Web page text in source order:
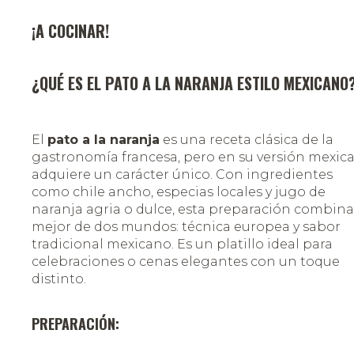
¡A COCINAR!
¿QUÉ ES EL PATO A LA NARANJA ESTILO
El pato a la naranja es una receta clásica de la
gastronomía francesa, pero en su versión
adquiere un carácter único. Con ingredientes
como chile ancho, especias locales y jugo de
naranja agria o dulce, esta preparación
mejor de dos mundos: técnica europea y sabor
tradicional mexicano. Es un platillo ideal para
celebraciones o cenas elegantes con un toque
distinto.
PREPARACIÓN: